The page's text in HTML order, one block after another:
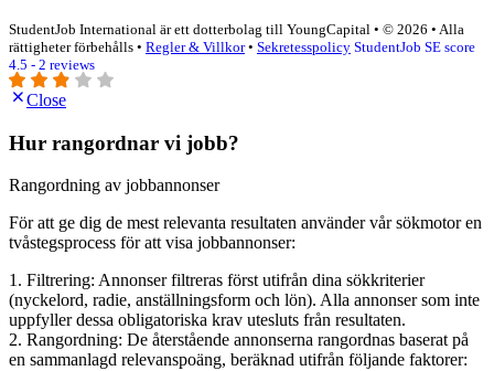
StudentJob International är ett dotterbolag till YoungCapital • © 2026 • Alla
rättigheter förbehålls • Regler & Villkor• Sekretesspolicy StudentJob SE score
4.5 - 2 reviews
Close
Hur rangordnar vi jobb?
Rangordning av jobbannonser
För att ge dig de mest relevanta resultaten använder vår sökmotor en
tvåstegsprocess för att visa jobbannonser:
1. Filtrering: Annonser filtreras först utifrån dina sökkriterier
(nyckelord, radie, anställningsform och lön). Alla annonser som inte
uppfyller dessa obligatoriska krav utesluts från resultaten.
2. Rangordning: De återstående annonserna rangordnas baserat på
en sammanlagd relevanspoäng, beräknad utifrån följande faktorer: